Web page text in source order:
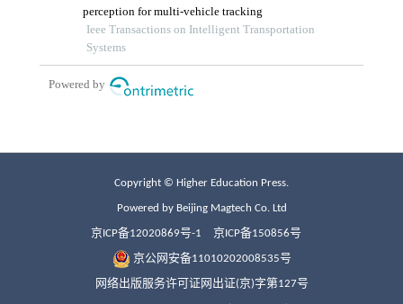
Copyright © Higher Education Press.
Powered by Beijing Magtech Co. Ltd
京ICP备12020869号-1 京ICP备150856号
京公网安备11010202008535号
网络出版服务许可证网出证(京)字第127号